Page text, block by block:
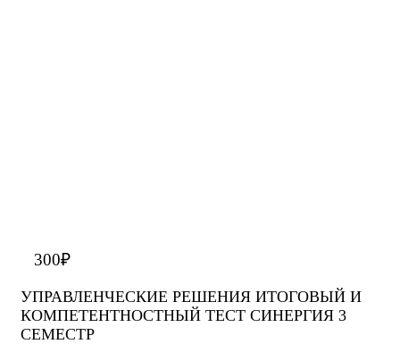
300₽
УПРАВЛЕНЧЕСКИЕ РЕШЕНИЯ ИТОГОВЫЙ И
КОМПЕТЕНТНОСТНЫЙ ТЕСТ СИНЕРГИЯ 3
СЕМЕСТР